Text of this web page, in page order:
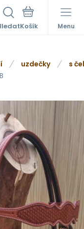
Menu
uzdečky
s